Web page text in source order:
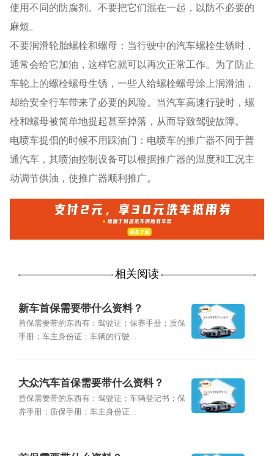
使用不同的防腐剂。不要把它们混在一起，以防不必要的
麻烦。
不要润滑轮胎螺栓和螺母：当行驶中的汽车螺栓生锈时，
通常会给它加油，这样它就可以再次正常工作。为了防止
车轮上的螺栓螺母生锈，一些人给螺栓螺母涂上润滑油，
却给安全行车带来了必要的风险。当汽车高速行驶时，螺
栓和螺母被简单地提起甚至掉落，从而导致驾驶故障。
电喷车提倡的时候不用踩油门：电喷车的推广器不同于普
通汽车，其喷油控制设备可以根据推广器的温度和工况主
动调节供油，使推广器顺利推广。
相关阅读
新车首保需要带什么资料？
首保需要带的东西有：驾驶证；保养手册；质保
手册；车主身份证；车辆的行驶...
大众汽车首保需要带什么资料？
首保需要带的东西有：驾驶证；车辆登记书；保
养手册；质保手册；车主身份证...